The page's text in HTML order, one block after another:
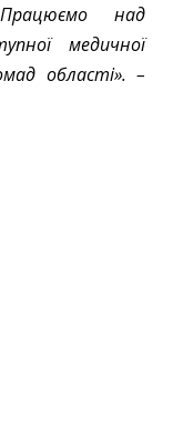
над
медичної
області». –